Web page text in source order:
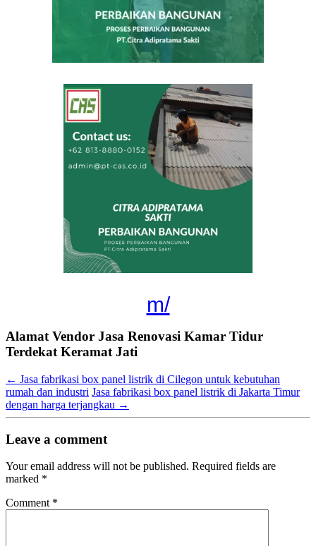
m/
Alamat Vendor Jasa Renovasi Kamar Tidur
Terdekat Keramat Jati
← Jasa fabrikasi box panel listrik di Cilegon untuk kebutuhan
rumah dan industri Jasa fabrikasi box panel listrik di Jakarta Timur
dengan harga terjangkau →
Leave a comment
Your email address will not be published. Required fields are
marked *
Comment *